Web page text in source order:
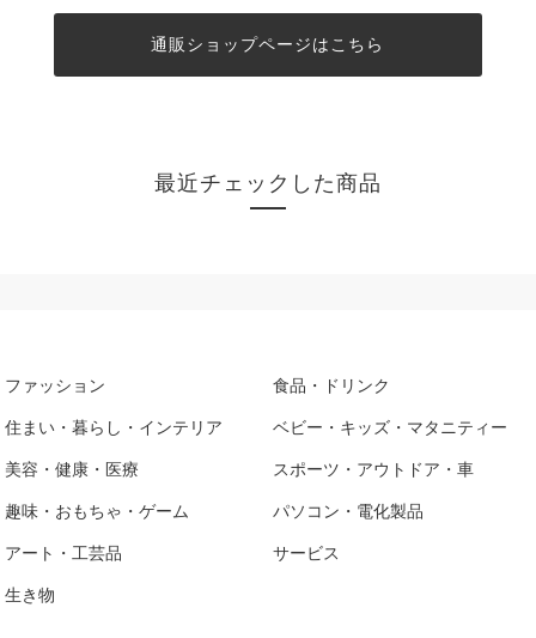
通販ショップページはこちら
最近チェックした商品
ファッション 食品・ドリンク
住まい・暮らし・インテリア ベビー・キッズ・マタニティー
美容・健康・医療 スポーツ・アウトドア・車
趣味・おもちゃ・ゲーム パソコン・電化製品
アート・工芸品 サービス
生き物